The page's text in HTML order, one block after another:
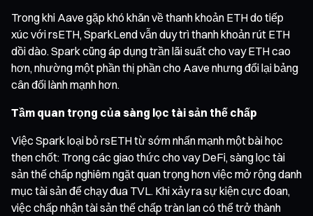
Trong khi Aave gặp khó khăn về thanh khoản ETH do tiếp
xúc với rsETH, SparkLend vẫn duy trì thanh khoản rút ETH
dồi dào. Spark cũng áp dụng trần lãi suất cho vay ETH cao
hơn, nhường một phần thị phần cho Aave nhưng đổi lại bảng
cân đối lành mạnh hơn.
Tầm quan trọng của sàng lọc tài sản thế chấp
Việc Spark loại bỏ rsETH từ sớm nhấn mạnh một bài học
then chốt: Trong các giao thức cho vay DeFi, sàng lọc tài
sản thế chấp nghiêm ngặt quan trọng hơn việc mở rộng danh
mục tài sản để chạy đua TVL. Khi xảy ra sự kiện cực đoan,
việc chấp nhận tài sản thế chấp tràn lan có thể trở thành